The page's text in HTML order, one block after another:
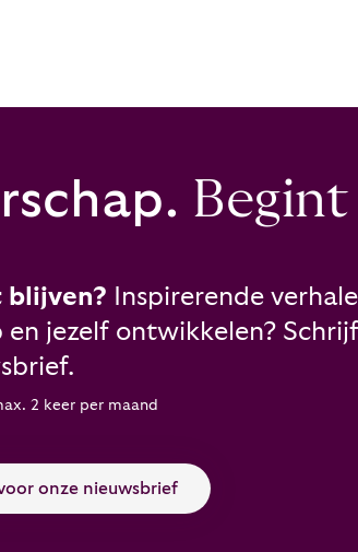
blijven? Inspirerende
en jezelf ontwikkelen?
2 keer per maand
onze nieuwsbrief